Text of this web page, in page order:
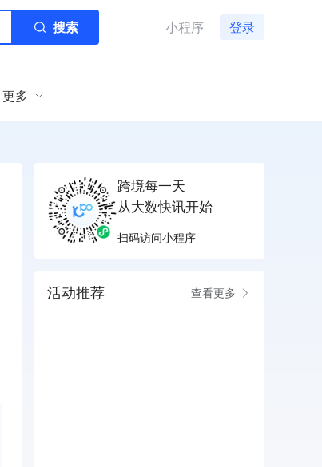
搜索 小程序 登录
更多
跨境每一天
从大数快讯开始
扫码访问小程序
活动推荐 查看更多